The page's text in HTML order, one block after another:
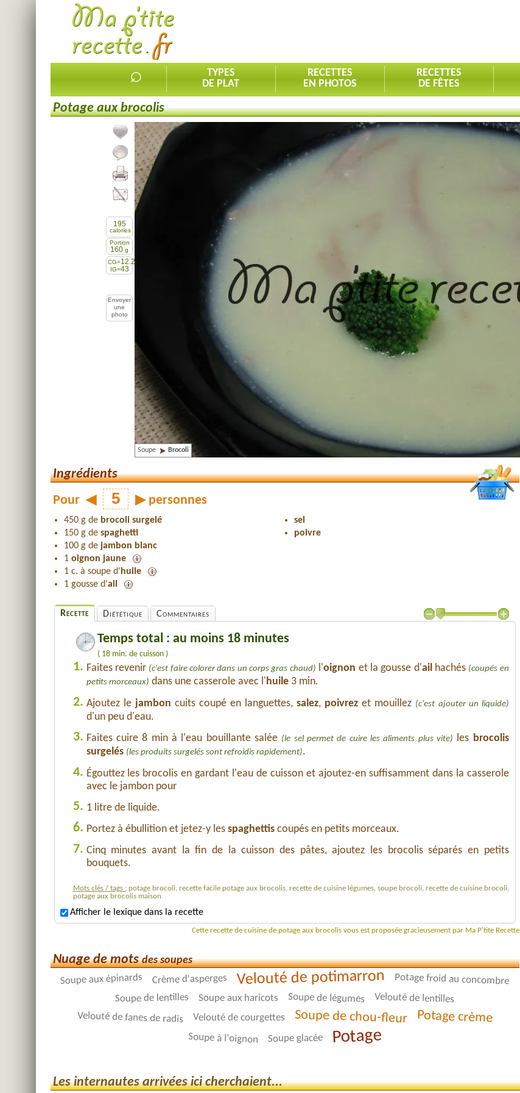
⌕
TYPES
DE PLAT
RECETTES
EN PHOTOS
RECETTES
DE FÊTES
Potage aux brocolis
Ajouter la recette à mes favorites
Commenter, noter la recette
195
calories
Portion
160 g
CG=12.2
IG=43
Envoyer
une
photo
Soupe Brocoli
Ingrédients
Pour ◀ ▶ personnes
450 g de brocoli surgelé
150 g de spaghetti
100 g de jambon blanc
1 oignon jaune
1 c. à soupe d' huile
1 gousse d'ail
sel
poivre
Recette Diététique Commentaires
Temps total : au moins 18 minutes
( 18 min. de cuisson )
1. Faites revenir (c'est faire colorer dans un corps gras chaud) l'oignon et la gousse d'ailhachés (coupés en
petits morceaux) dans une casserole avec l'huile3 min.
2. Ajoutez le jambon cuits coupé en languettes,salez, poivrez et mouillez (c'est ajouter un liquide)
d'un peu d'eau.
3. Faites cuire 8 min à l'eau bouillante salée (le sel permet de cuire les aliments plus vite) les brocolis
surgelés (les produits surgelés sont refroidis rapidement).
4. Égouttez les brocolis en gardant l'eau de cuisson et ajoutez-en suffisamment dans la casserole
avec le jambon pour
5. 1 litre de liquide.
6. Portez à ébullition et jetez-y les spaghettiscoupés en petits morceaux.
7. Cinq minutes avant la fin de la cuisson des pâtes, ajoutez les brocolis séparés en petits
bouquets.
Mots clés / tags : potage brocoli, recette facile potage aux brocolis, recette de cuisine légumes, soupe brocoli, recette de cuisine brocoli,
potage aux brocolis maison
Afficher le lexique dans la recette
Cette recette de cuisine de potage aux brocolis vous est proposée gracieusement par Ma P'tite Recette
Nuage de motsdes soupes
Soupe aux épinards Crème d'asperges Velouté de potimarron Potage froid au concombre
Soupe de lentilles Soupe aux haricots Soupe de légumes Velouté de lentilles
Velouté de fanes de radis Velouté de courgettes Soupe de chou-fleur Potage crème
Soupe à l'oignon Soupe glacée Potage
Les internautes arrivées ici cherchaient...